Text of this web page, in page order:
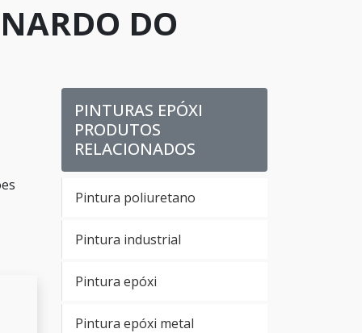
DO
PINTURAS EPÓXI
PRODUTOS
RELACIONADOS
Pintura poliuretano
Pintura industrial
Pintura epóxi
Pintura epóxi metal